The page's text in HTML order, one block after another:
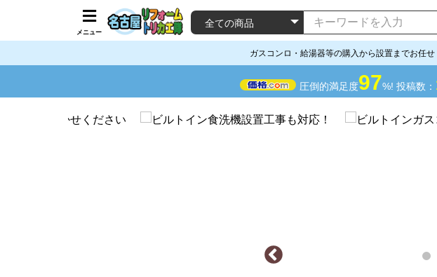
メニュー
ガスコンロ・給湯器等の購入から設置までお任
圧倒的満足度97%! 投稿数：